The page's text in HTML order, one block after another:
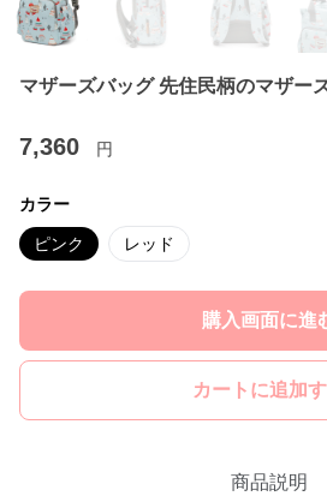
マザーズバッグ 先住民柄のマザー
7,360 円
カラー
ピンク レッド
購入画面に進
カートに追加
商品説明